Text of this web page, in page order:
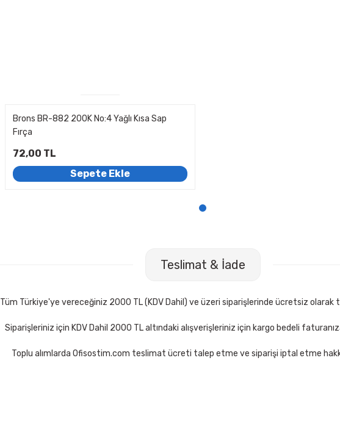
Brons BR-882 200K No:4 Yağlı Kısa Sap
Fırça
72,00 TL
Sepete Ekle
Teslimat & İade
Tüm Türkiye'ye vereceğiniz 2000 TL (KDV Dahil) ve üzeri siparişlerinde ücretsiz olarak
Siparişleriniz için KDV Dahil 2000 TL altındaki alışverişleriniz için kargo bedeli
Toplu alımlarda Ofisostim.com teslimat ücreti talep etme ve siparişi iptal etme